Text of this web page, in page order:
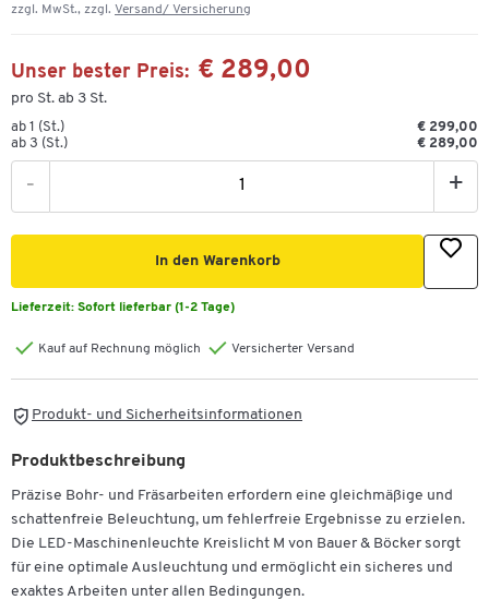
zzgl. MwSt., zzgl. Versand/ Versicherung
Unser bester Preis: € 289,00
pro St. ab 3 St.
ab 1 (St.)
€ 299,00
ab 3 (St.)
€ 289,00
- +
In den Warenkorb
Lieferzeit: Sofort lieferbar (1-2 Tage)
Kauf auf Rechnung möglich Versicherter Versand
Produkt- und Sicherheitsinformationen
Produktbeschreibung
Präzise Bohr- und Fräsarbeiten erfordern eine gleichmäßige und
schattenfreie Beleuchtung, um fehlerfreie Ergebnisse zu erzielen.
Die LED-Maschinenleuchte Kreislicht M von Bauer & Böcker sorgt
für eine optimale Ausleuchtung und ermöglicht ein sicheres und
exaktes Arbeiten unter allen Bedingungen.